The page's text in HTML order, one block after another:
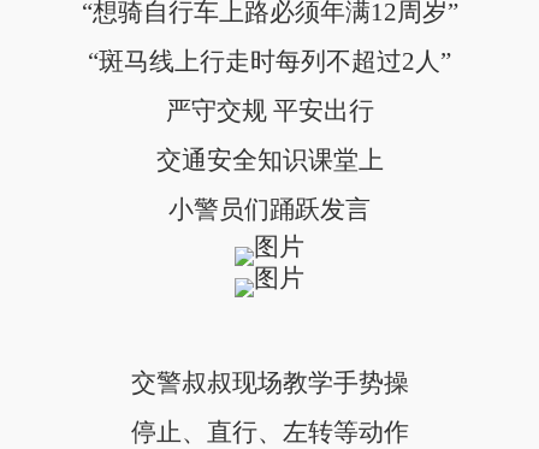
“想骑自行车上路必须年满12周岁”
“斑马线上行走时每列不超过2人”
严守交规 平安出行
交通安全知识课堂上
小警员们踊跃发言
交警叔叔现场教学手势操
停止、直行、左转等动作